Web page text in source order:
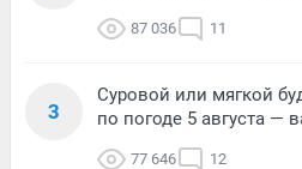
87 036 11
3
Суровой или мягкой
по погоде 5 августа —
77 646 12